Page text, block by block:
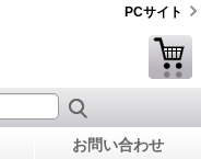
PCサイト
お問い合わせ